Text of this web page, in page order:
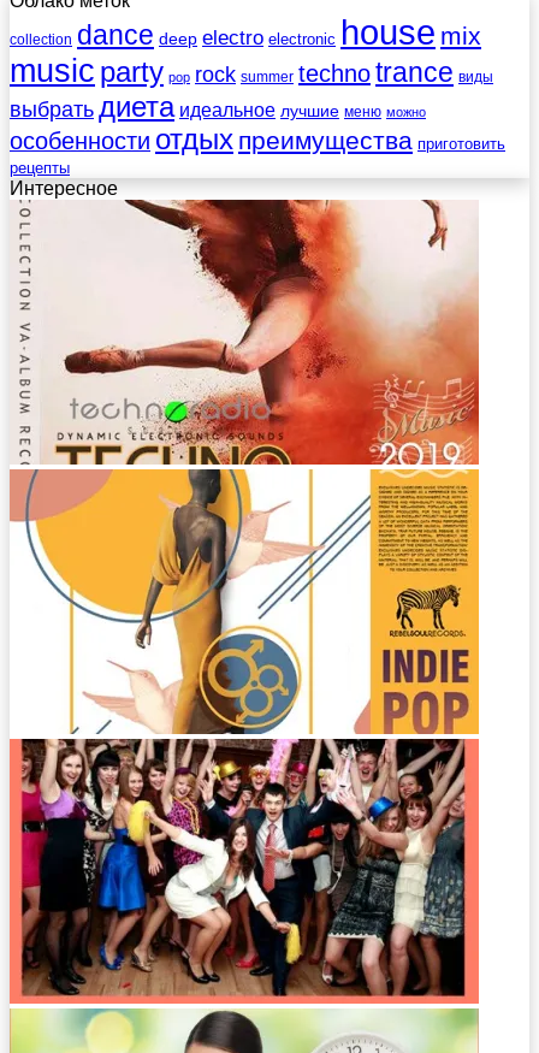
collection dance deep electro electronic house mix
music party pop rock summer technotrance виды
выбратьдиета идеальное лучшие меню можно
особенности отдых преимущества приготовить
рецепты
Интересное